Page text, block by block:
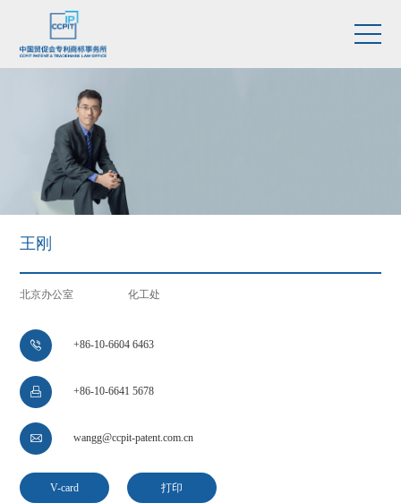
王刚
北京办公室 化工处
 +86-10-6604 6463
 +86-10-6641 5678
 wangg@ccpit-patent.com.cn
V-card 打印